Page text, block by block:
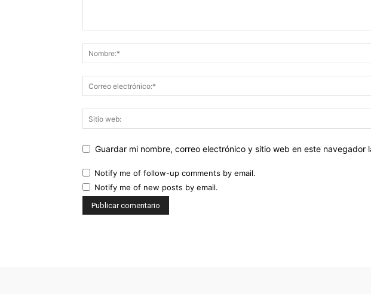
Guardar mi nombre, correo electrónico y sitio web en este navegador
Notify me of follow-up comments by email.
Notify me of new posts by email.